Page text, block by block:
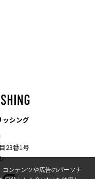
ッシング
23番1号
ンテンツや広告のパーソナ